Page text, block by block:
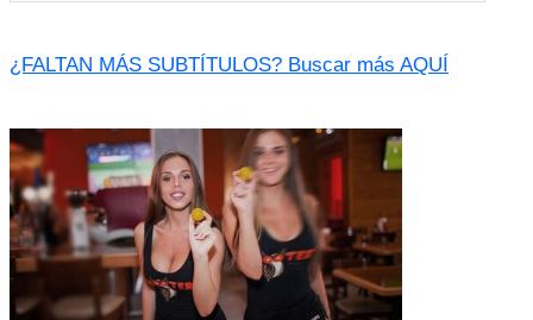
¿FALTAN MÁS SUBTÍTULOS? Buscar más AQUÍ